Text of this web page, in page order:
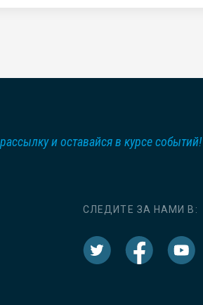
и оставайся в курсе событий!
СЛЕДИТЕ ЗА НАМИ В: